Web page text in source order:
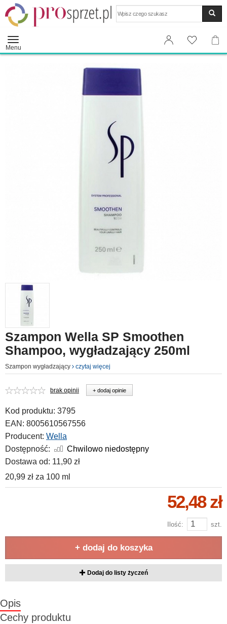
Menu
Szampon Wella SP Smoothen
Shampoo, wygładzający 250ml
Szampon wygładzający czytaj więcej
brak opinii + dodaj opinie
Kod produktu: 3795
EAN: 8005610567556
Producent: Wella
Dostępność:
Chwilowo niedostępny
Dostawa od: 11,90 zł
20,99 zł za 100 ml
52,48 zł
Ilość: szt.
+ dodaj do koszyka
Dodaj do listy życzeń
Opis
Cechy produktu